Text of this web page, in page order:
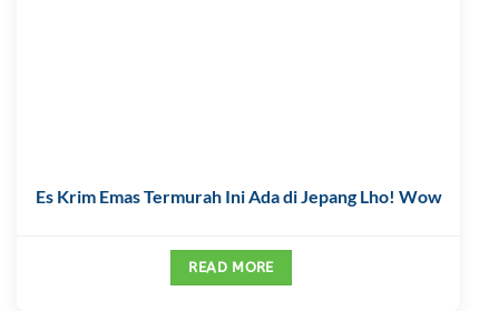
Es Krim Emas Termurah Ini Ada di Jepang Lho! Wow
READ MORE